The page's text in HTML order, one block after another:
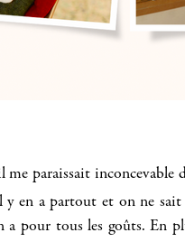
paraissait inconcevable
y en a partout et on ne
pour tous les goûts. En